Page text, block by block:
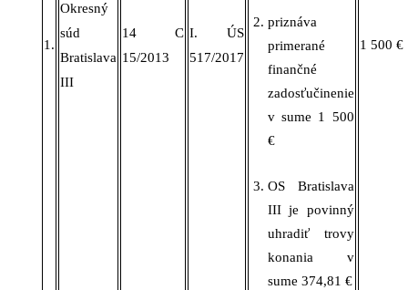
1.
Okresný
súd
Bratislava
III
14 C
15/2013
I. ÚS
517/2017
priznáva
primerané
finančné
zadosťučinenie
v sume 1 500
€
OS Bratislava
III je povinný
uhradiť trovy
konania v
sume 374,81 €
1 500 €